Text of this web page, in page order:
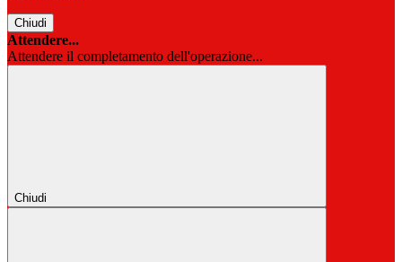
Chiudi
Attendere...
Attendere il completamento dell'operazione...
Chiudi